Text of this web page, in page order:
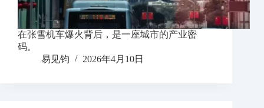
在张雪机车爆火背后，是一座城市的产业密
码。
易见钧
2026年4月10日